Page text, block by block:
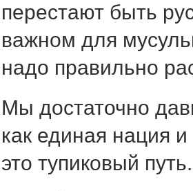
перестают быть
важном для
надо правильно
Мы достаточно
как единая нация
это тупиковый путь.